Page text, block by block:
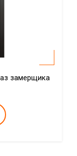
замерщика